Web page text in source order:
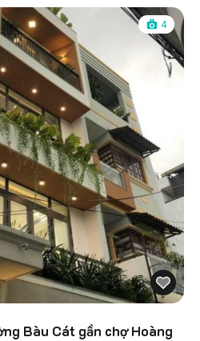
4
Bàu Cát gần chợ Hoàng